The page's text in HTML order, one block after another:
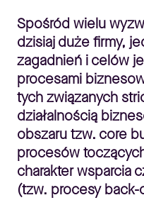
Spośród wielu
dzisiaj duże firmy,
zagadnień i celów
procesami
tych związanych
działalnością
obszaru tzw. core
procesów
charakter wsparcia
(tzw. procesyback-